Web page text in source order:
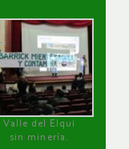
Valle del Elqui
sin minería.